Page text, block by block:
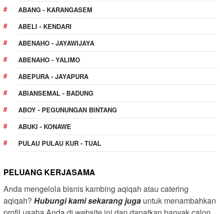
ABANG - KARANGASEM
ABELI - KENDARI
ABENAHO - JAYAWIJAYA
ABENAHO - YALIMO
ABEPURA - JAYAPURA
ABIANSEMAL - BADUNG
ABOY - PEGUNUNGAN BINTANG
ABUKI - KONAWE
PULAU PULAU KUR - TUAL
PELUANG KERJASAMA
Anda mengelola bisnis kambing aqiqah atau catering
aqiqah? Hubungi kami sekarang juga untuk menambahkan